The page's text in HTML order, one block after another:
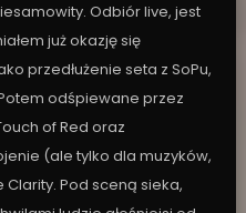
Odbiór live, jest
już okazję się
przedłużenie seta z SoPu,
odśpiewane przez
of Red oraz
(ale tylko dla muzyków,
Pod sceną sieka,